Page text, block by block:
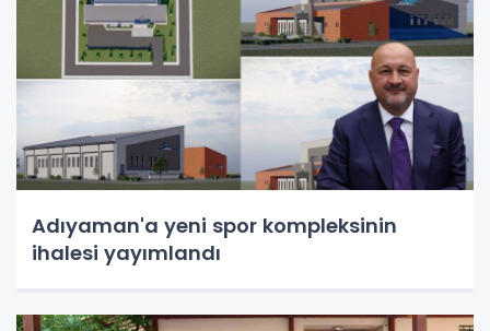
Adıyaman'a yeni spor kompleksinin
ihalesi yayımlandı